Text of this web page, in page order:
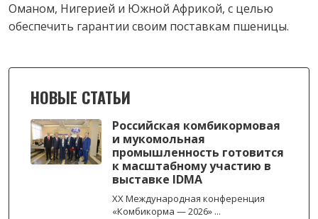
Оманом, Нигерией и Южной Африкой, с целью
обеспечить гарантии своим поставкам пшеницы.
НОВЫЕ СТАТЬИ
Российская комбикормовая
и мукомольная
промышленность готовится
к масштабному участию в
выставке IDMA
XX Международная конференция
«Комбикорма — 2026» ...